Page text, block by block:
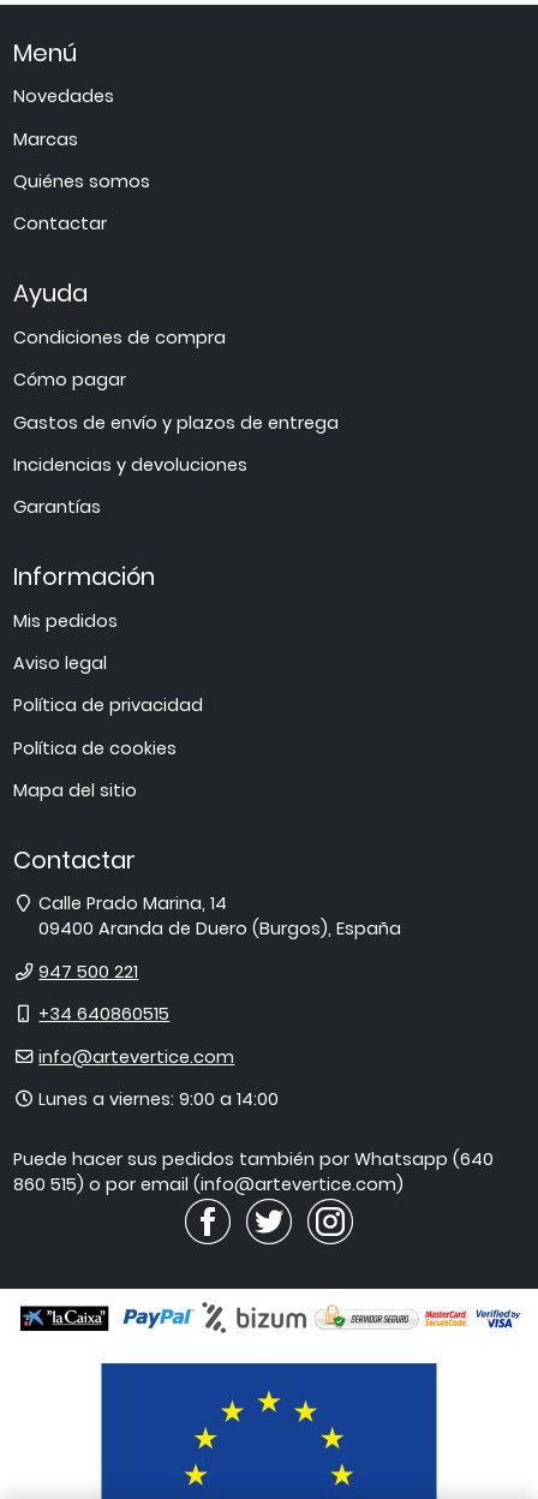
Menú
Novedades
Marcas
Quiénes somos
Contactar
Ayuda
Condiciones de compra
Cómo pagar
Gastos de envío y plazos de entrega
Incidencias y devoluciones
Garantías
Información
Mis pedidos
Aviso legal
Política de privacidad
Política de cookies
Mapa del sitio
Contactar
Dirección
Calle Prado Marina, 14
09400 Aranda de Duero (Burgos),España
Teléfono
947 500 221
Móvil
+34 640860515
E-
info@artevertice.com
Horario
atención
Lunes a viernes: 9:00 a 14:00
Puede hacer sus pedidos también por Whatsapp (640
860 515) o por email (info@artevertice.com)